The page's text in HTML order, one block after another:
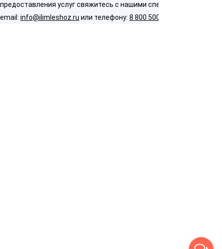
предоставления услуг свяжитесь с нашими специалистами по
email: info@ilimleshoz.ru или телефону: 8 800 500 5437